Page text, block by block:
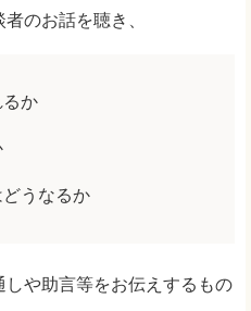
のお話を聴き、
か
うなるか
や助言等をお伝えするもの